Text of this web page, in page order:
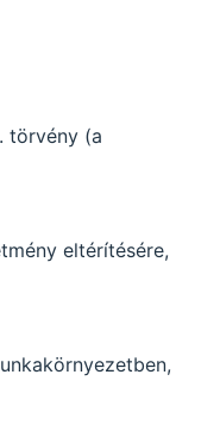
törvény (a
eltérítésére,